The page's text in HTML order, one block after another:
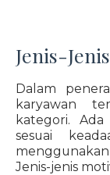
Jenis-
Dalam
karyawan
kategori.
sesuai
Jenis-jenis